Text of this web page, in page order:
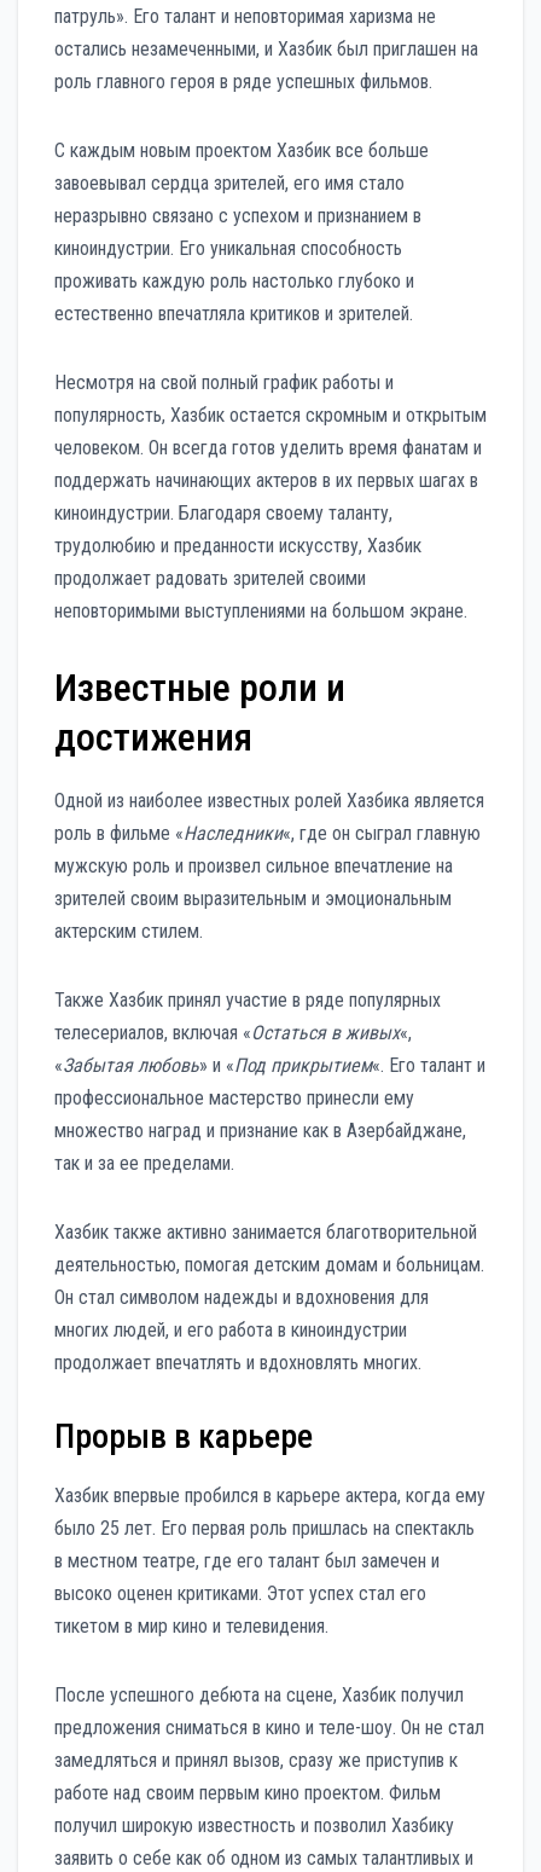
патруль». Его талант и неповторимая харизма не
остались незамеченными, и Хазбик был приглашен на
роль главного героя в ряде успешных фильмов.
С каждым новым проектом Хазбик все больше
завоевывал сердца зрителей, его имя стало
неразрывно связано с успехом и признанием в
киноиндустрии. Его уникальная способность
проживать каждую роль настолько глубоко и
естественно впечатляла критиков и зрителей.
Несмотря на свой полный график работы и
популярность, Хазбик остается скромным и открытым
человеком. Он всегда готов уделить время фанатам и
поддержать начинающих актеров в их первых шагах в
киноиндустрии. Благодаря своему таланту,
трудолюбию и преданности искусству, Хазбик
продолжает радовать зрителей своими
неповторимыми выступлениями на большом экране.
Известные роли и
достижения
Одной из наиболее известных ролей Хазбика является
роль в фильме «Наследники«, где он сыграл главную
мужскую роль и произвел сильное впечатление на
зрителей своим выразительным и эмоциональным
актерским стилем.
Также Хазбик принял участие в ряде популярных
телесериалов, включая «Остаться в живых«,
«Забытая любовь» и «Под прикрытием«. Его талант и
профессиональное мастерство принесли ему
множество наград и признание как в Азербайджане,
так и за ее пределами.
Хазбик также активно занимается благотворительной
деятельностью, помогая детским домам и больницам.
Он стал символом надежды и вдохновения для
многих людей, и его работа в киноиндустрии
продолжает впечатлять и вдохновлять многих.
Прорыв в карьере
Хазбик впервые пробился в карьере актера, когда ему
было 25 лет. Его первая роль пришлась на спектакль
в местном театре, где его талант был замечен и
высоко оценен критиками. Этот успех стал его
тикетом в мир кино и телевидения.
После успешного дебюта на сцене, Хазбик получил
предложения сниматься в кино и теле-шоу. Он не стал
замедляться и принял вызов, сразу же приступив к
работе над своим первым кино проектом. Фильм
получил широкую известность и позволил Хазбику
заявить о себе как об одном из самых талантливых и